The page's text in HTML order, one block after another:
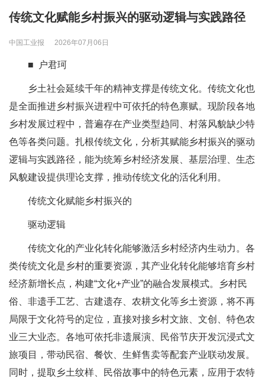
传统文化赋能乡村振兴的驱动逻辑与实践路径
中国工业报 2026年07月06日
■ 户君珂
乡土社会延续千年的精神支撑是传统文化。传统文化也
是全面推进乡村振兴进程中可依托的特色禀赋。现阶段各地
乡村发展过程中，普遍存在产业类型趋同、村落风貌缺少特
色等各类问题。扎根传统文化，分析其赋能乡村振兴的驱动
逻辑与实践路径，能为统筹乡村经济发展、基层治理、生态
风貌建设提供理论支撑，推动传统文化的活化利用。
传统文化赋能乡村振兴的
驱动逻辑
传统文化的产业化转化能够激活乡村经济内生动力。各
类传统文化是乡村的重要资源，其产业化转化能够培育乡村
经济新增长点，构建“文化+产业”的融合发展模式。乡村民
俗、非遗手工艺、古建遗存、农耕文化等乡土资源，将不再
局限于文化符号的定位，直接对接乡村文旅、文创、特色农
业三大业态。各地可依托非遗展演、民俗节庆开发沉浸式文
旅项目，带动民宿、餐饮、生鲜售卖等配套产业联动发展。
同时，提取乡土纹样、民俗故事中的特色元素，应用于农特